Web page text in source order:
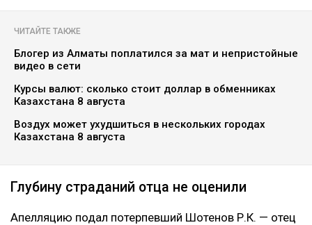
ЧИТАЙТЕ ТАКЖЕ
Блогер из Алматы поплатился за мат и непристойные
видео в сети
Курсы валют: сколько стоит доллар в обменниках
Казахстана 8 августа
Воздух может ухудшиться в нескольких городах
Казахстана 8 августа
Глубину страданий отца не оценили
Апелляцию подал потерпевший Шотенов Р.К. — отец